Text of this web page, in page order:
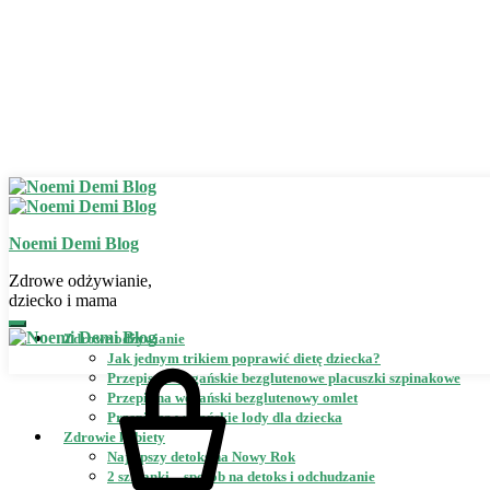
Noemi Demi Blog
Zdrowe odżywianie,
dziecko i mama
Zdrowe odżywianie
Jak jednym trikiem poprawić dietę dziecka?
Przepis na wegańskie bezglutenowe placuszki szpinakowe
Przepis na wegański bezglutenowy omlet
Przepis na wegańskie lody dla dziecka
Zdrowie kobiety
Najlepszy detoks na Nowy Rok
2 szklanki – sposób na detoks i odchudzanie